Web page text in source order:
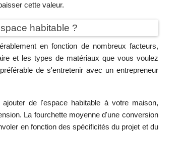
cette valeur.
habitable ?
en fonction de nombreux facteurs,
et les types de matériaux que vous voulez
de s'entretenir avec un entrepreneur
de l'espace habitable à votre maison,
La fourchette moyenne d'une conversion
en fonction des spécificités du projet et du